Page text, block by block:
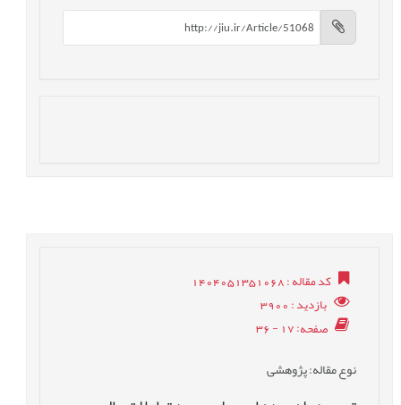
کد مقاله: 1404051351068
بازدید: 3900
صفحه: 17 - 36
نوع مقاله: پژوهشی